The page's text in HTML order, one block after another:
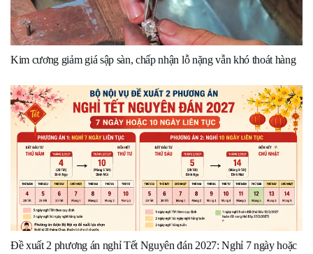
Kim cương giảm giá sập sàn, chấp nhận lỗ nặng vẫn khó thoát hàng
Đề xuất 2 phương án nghỉ Tết Nguyên đán 2027: Nghỉ 7 ngày hoặc